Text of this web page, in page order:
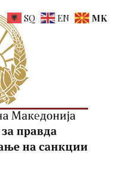
SQ EN MK